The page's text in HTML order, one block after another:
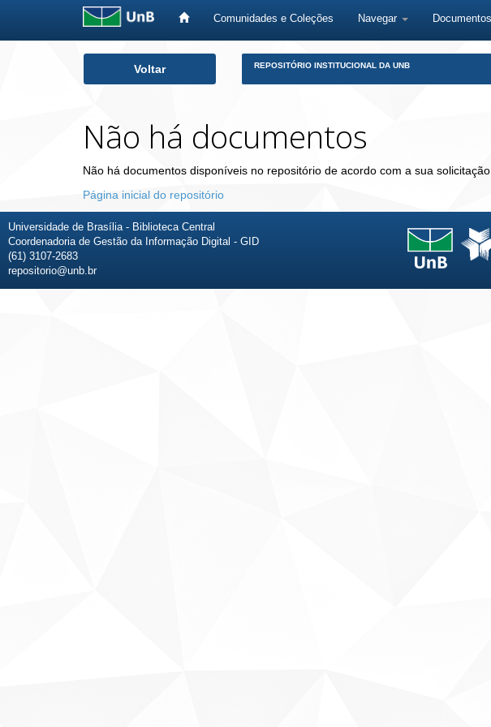
Comunidades e Coleções Navegar Documentos
Voltar REPOSITÓRIO INSTITUCIONAL DA UNB
Não há documentos
Não há documentos disponíveis no repositório de acordo com a sua solicitação.
Página inicial do repositório
Universidade de Brasília - Biblioteca Central
Coordenadoria de Gestão da Informação Digital - GID
(61) 3107-2683
repositorio@unb.br